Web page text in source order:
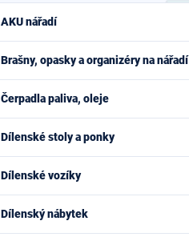
AKU nářadí
Brašny, opasky a organizéry na nářadí
Čerpadla paliva, oleje
Dílenské stoly a ponky
Dílenské vozíky
Dílenský nábytek